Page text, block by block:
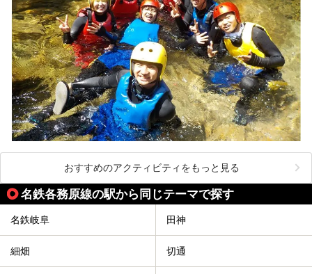
おすすめのアクティビティをもっと見る
名鉄各務原線の駅から同じテーマで探す
名鉄岐阜 田神
細畑 切通